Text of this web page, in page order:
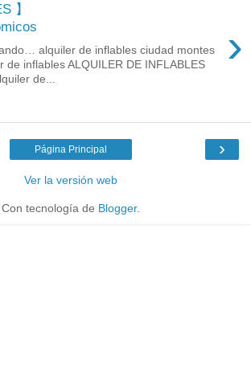
】
›
alquiler de inflables ciudad montes
de inflables ALQUILER DE INFLABLES
de...
›
Página Principal
Ver la versión web
Con tecnología de Blogger.